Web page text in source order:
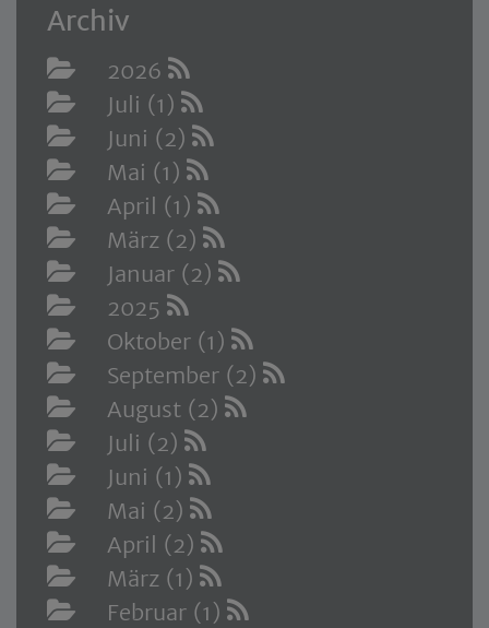
Archiv
2026
Juli (1)
Juni (2)
Mai (1)
April (1)
März (2)
Januar (2)
2025
Oktober (1)
September (2)
August (2)
Juli (2)
Juni (1)
Mai (2)
April (2)
März (1)
Februar (1)